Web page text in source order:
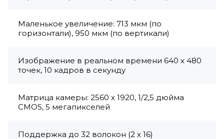
Маленькое увеличение: 713 мкм (по
горизонтали), 950 мкм (по вертикали)
Изображение в реальном времени 640 x 480
точек, 10 кадров в секунду
Матрица камеры: 2560 x 1920, 1/2,5 дюйма
CMOS, 5 мегапикселей
Поддержка до 32 волокон (2 x 16)